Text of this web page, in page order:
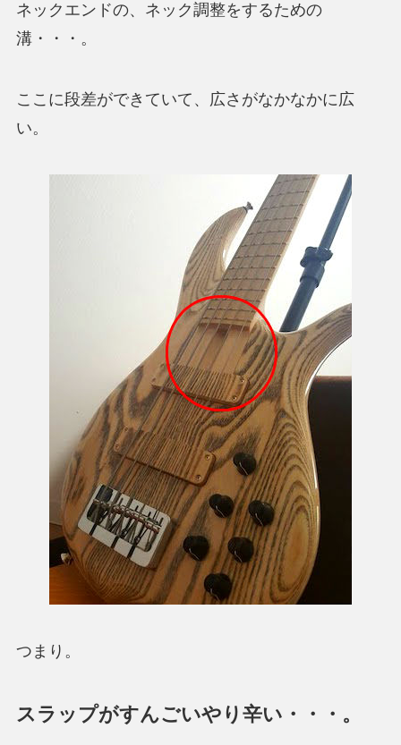
ネックエンドの、ネック調整をするための
溝・・・。
ここに段差ができていて、広さがなかなかに広
い。
つまり。
スラップがすんごいやり辛い・・・。